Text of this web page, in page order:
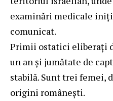
examinări medicale
comunicat.
Primii ostatici eliberați
un an și jumătate de
stabilă. Sunt trei femei,
origini românești.